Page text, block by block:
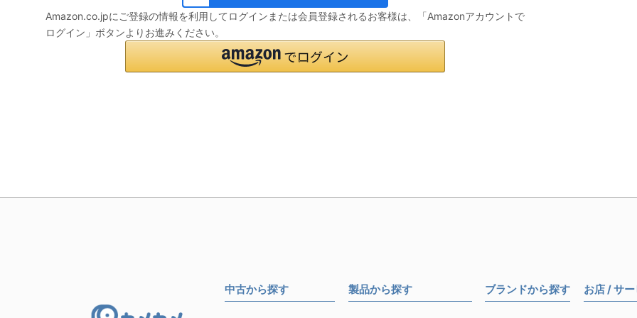
Amazon.co.jpにご登録の情報を利用してログインまたは会員登録されるお客様は、「Amazonアカウントで
ログイン」ボタンよりお進みください。
中古から探す 製品から探す ブランドから探す お店 / サ